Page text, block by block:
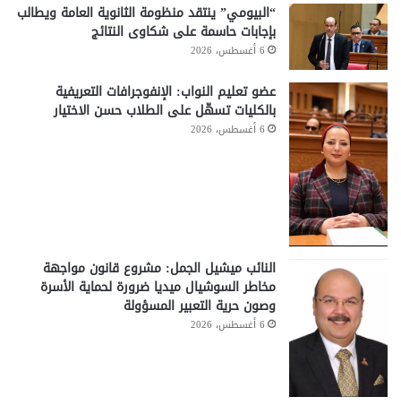
“البيومي” ينتقد منظومة الثانوية العامة ويطالب
بإجابات حاسمة على شكاوى النتائج
6 أغسطس، 2026
عضو تعليم النواب: الإنفوجرافات التعريفية
بالكليات تسهّل على الطلاب حسن الاختيار
6 أغسطس، 2026
النائب ميشيل الجمل: مشروع قانون مواجهة
مخاطر السوشيال ميديا ضرورة لحماية الأسرة
وصون حرية التعبير المسؤولة
6 أغسطس، 2026